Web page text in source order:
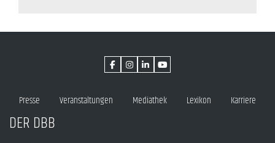
Presse Veranstaltungen Mediathek Lexikon Karriere
DER DBB